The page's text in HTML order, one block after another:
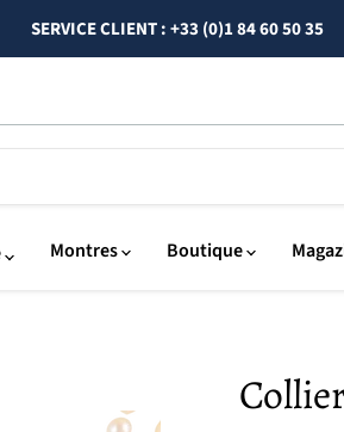
SERVICE CLIENT : +33 (0)1 84 60 50 35
Montres Boutique